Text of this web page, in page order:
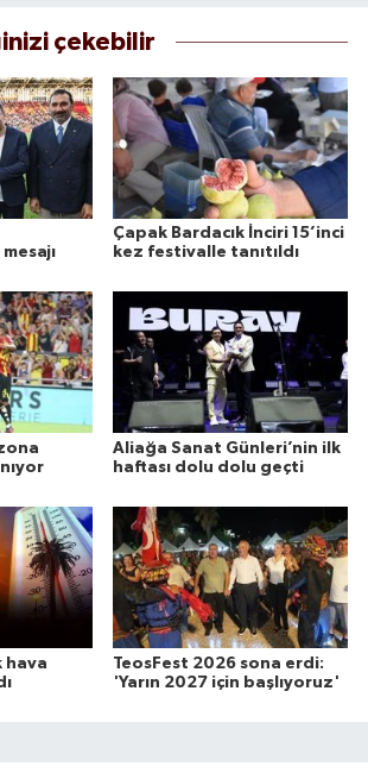
çekebilir
Çapak Bardacık İnciri 15’inci
kez festivalle tanıtıldı
Aliağa Sanat Günleri’nin ilk
haftası dolu dolu geçti
hava
TeosFest 2026 sona erdi:
'Yarın 2027 için başlıyoruz'